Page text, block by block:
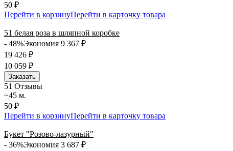
50 ₽
Перейти в корзинуПерейти в карточку товара
51 белая роза в шляпной коробке
- 48%Экономия 9 367 ₽
19 426 ₽
10 059 ₽
Заказать
51 Отзывы
~45 м.
50 ₽
Перейти в корзинуПерейти в карточку товара
Букет "Розово-лазурный"
- 36%Экономия 3 687 ₽